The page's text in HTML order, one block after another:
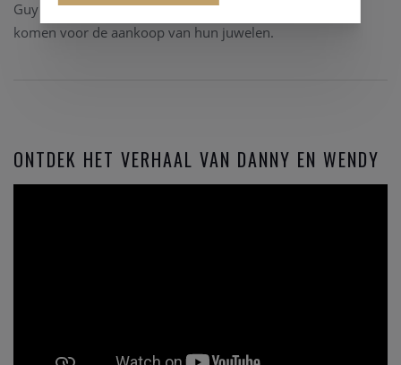
Guy en Simonne vertellen jou graag waarom ze bij ons
komen voor de aankoop van hun juwelen.
ONTDEK HET VERHAAL VAN DANNY EN WENDY